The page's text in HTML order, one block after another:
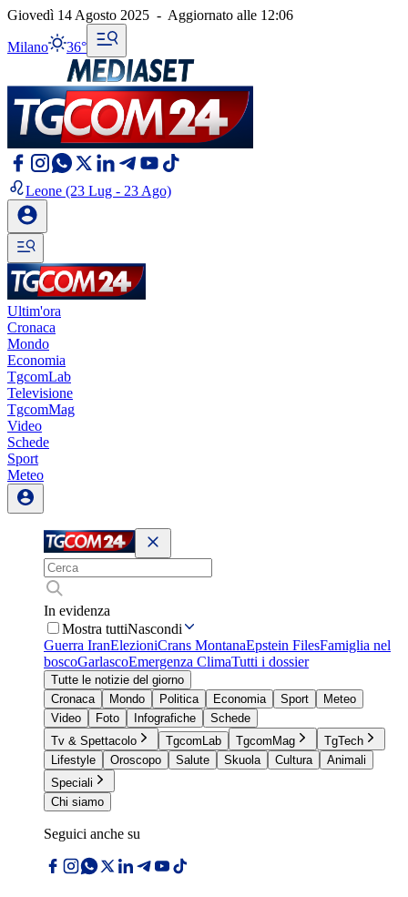
Giovedì 14 Agosto 2025 - Aggiornato alle 12:06
Milano 36°
Leone (23 Lug - 23 Ago)
Ultim'ora
Cronaca
Mondo
Economia
TgcomLab
Televisione
TgcomMag
Video
Schede
Sport
Meteo
In evidenza
Mostra tuttiNascondi
Guerra IranElezioniCrans MontanaEpstein FilesFamiglia nel
boscoGarlascoEmergenza ClimaTutti i dossier
Tutte le notizie del giorno
Cronaca
Mondo Politica Economia Sport
Meteo
Video
Foto Infografiche
Schede
Tv & Spettacolo
TgcomLab TgcomMag
TgTech
Lifestyle
Oroscopo Salute Skuola Cultura
Animali
Speciali
Chi siamo
Seguici anche su